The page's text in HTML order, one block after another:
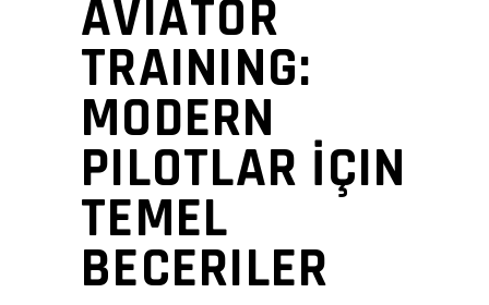
AVIATOR
TRAINING:
MODERN
PILOTLAR İÇIN
TEMEL
BECERILER